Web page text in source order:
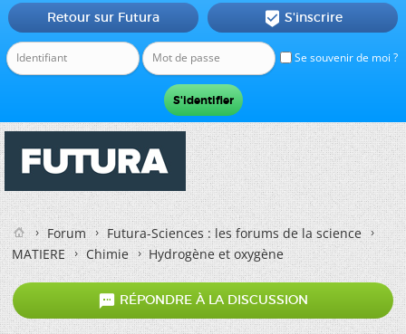
Se souvenir de moi ?
Retour sur Futura  S'inscrire
Forum
Futura-Sciences : les forums de la science
MATIERE
Chimie Hydrogène et oxygène
 RÉPONDRE À LA DISCUSSION